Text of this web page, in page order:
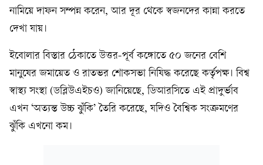
নামিয়ে দাফন সম্পন্ন করেন, আর দূর থেকে স্বজনদের কান্না করতে
দেখা যায়।
ইবোলার বিস্তার ঠেকাতে উত্তর-পূর্ব কঙ্গোতে ৫০ জনের বেশি
মানুষের জমায়েত ও রাতভর শোকসভা নিষিদ্ধ করেছে কর্তৃপক্ষ। বিশ্ব
স্বাস্থ্য সংস্থা (ডব্লিউএইচও) জানিয়েছে, ডিআরসিতে এই প্রাদুর্ভাব
এখন ‘অত্যন্ত উচ্চ ঝুঁকি’ তৈরি করেছে, যদিও বৈশ্বিক সংক্রমণের
ঝুঁকি এখনো কম।